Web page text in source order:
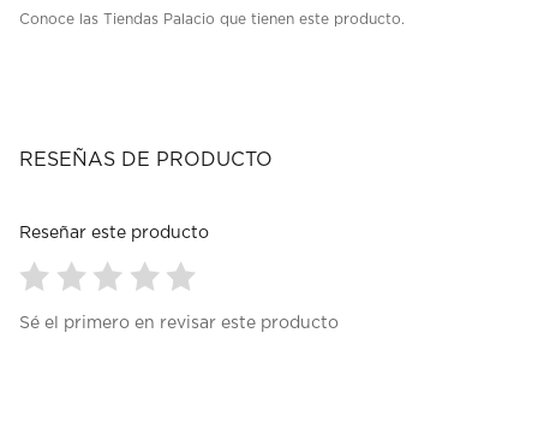
Conoce las Tiendas Palacio que tienen este producto.
RESEÑAS DE PRODUCTO
Reseñar este producto
paraparaparaparapara
Sé el primero en revisar este producto